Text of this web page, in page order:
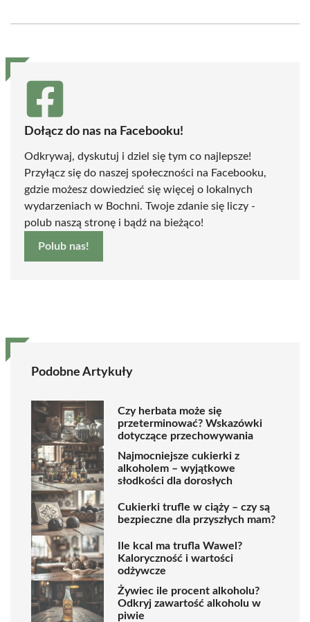
(Twitter)
Dołącz do nas na Facebooku!
Odkrywaj, dyskutuj i dziel się tym co najlepsze!
Przyłącz się do naszej społeczności na Facebooku,
gdzie możesz dowiedzieć się więcej o lokalnych
wydarzeniach w Bochni. Twoje zdanie się liczy -
polub naszą stronę i bądź na bieżąco!
Polub nas!
Podobne Artykuły
Czy herbata może się
przeterminować? Wskazówki
dotyczące przechowywania
Najmocniejsze cukierki z
alkoholem – wyjątkowe
słodkości dla dorosłych
Cukierki trufle w ciąży – czy są
bezpieczne dla przyszłych mam?
Ile kcal ma trufla Wawel?
Kaloryczność i wartości
odżywcze
Żywiec ile procent alkoholu?
Odkryj zawartość alkoholu w
piwie